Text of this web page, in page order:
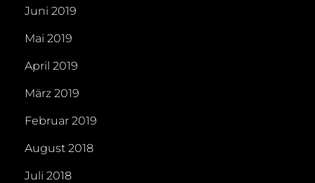
Juni 2019
Mai 2019
April 2019
März 2019
Februar 2019
August 2018
Juli 2018